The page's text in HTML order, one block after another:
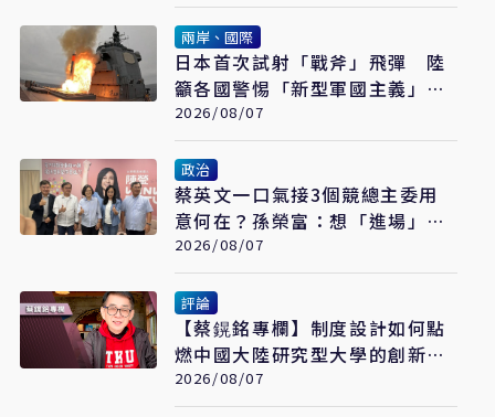
兩岸、國際
日本首次試射「戰斧」飛彈 陸
籲各國警惕「新型軍國主義」發
展
2026/08/07
政治
蔡英文一口氣接3個競總主委用
意何在？孫榮富：想「進場」接
黨主席
2026/08/07
評論
【蔡鎤銘專欄】制度設計如何點
燃中國大陸研究型大學的創新引
擎
2026/08/07